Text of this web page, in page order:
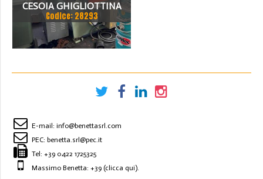
CESOIA GHIGLIOTTINA
COLGAR MOD. CM 206
CARATTERISTICHE
MODELLO: CM 206
S
Codice: 28293
E-mail: info@benettasrl.com
PEC: benetta.srl@pec.it
Tel: +39 0422 1725325
Massimo Benetta: +39 (clicca qui).